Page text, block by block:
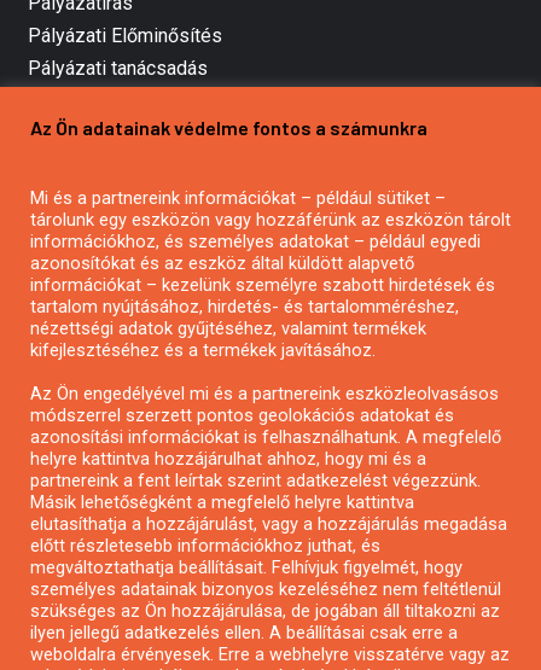
Pályázati Előminősítés
Pályázati tanácsadás
Mezőgazdasági pályázatírás
Pályázatírás civil szervezeteknek
Pályázatírás önkormányzatoknak
Pályázatfigyelés
Specifikus pályázatfigyelés vagy hírlevél
Pályázatok magánszemélyeknek
Pályázatok civil szervezeteknek
Pályázatok vállalkozásoknak
Önkormányzati pályázatok
Mezőgazdasági pályázatok
Falusi turizmus pályázatok
Napelem pályázatok
Az Ön adatainak védelme fontos a számunkra
Mi és a partnereink információkat – például sütiket –
tárolunk egy eszközön vagy hozzáférünk az eszközön tárolt
információkhoz, és személyes adatokat – például egyedi
azonosítókat és az eszköz által küldött alapvető
információkat – kezelünk személyre szabott hirdetések és
tartalom nyújtásához, hirdetés- és tartalomméréshez,
nézettségi adatok gyűjtéséhez, valamint termékek
kifejlesztéséhez és a termékek javításához.
Az Ön engedélyével mi és a partnereink eszközleolvasásos
módszerrel szerzett pontos geolokációs adatokat és
azonosítási információkat is felhasználhatunk. A megfelelő
helyre kattintva hozzájárulhat ahhoz, hogy mi és a
partnereink a fent leírtak szerint adatkezelést végezzünk.
Másik lehetőségként a megfelelő helyre kattintva
elutasíthatja a hozzájárulást, vagy a hozzájárulás megadása
előtt részletesebb információkhoz juthat, és
megváltoztathatja beállításait. Felhívjuk figyelmét, hogy
személyes adatainak bizonyos kezeléséhez nem feltétlenül
szükséges az Ön hozzájárulása, de jogában áll tiltakozni az
ilyen jellegű adatkezelés ellen. A beállításai csak erre a
weboldalra érvényesek. Erre a webhelyre visszatérve vagy az